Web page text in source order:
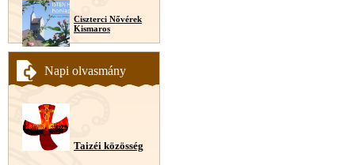
Ciszterci Nővérek
Kismaros
Napi olvasmány
Taizéi közösség